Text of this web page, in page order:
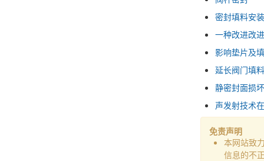
密封填料安
一种改进改
影响垫片及
延长阀门填
静密封面损
声发射技术
免责声明
本网站致
信息的不